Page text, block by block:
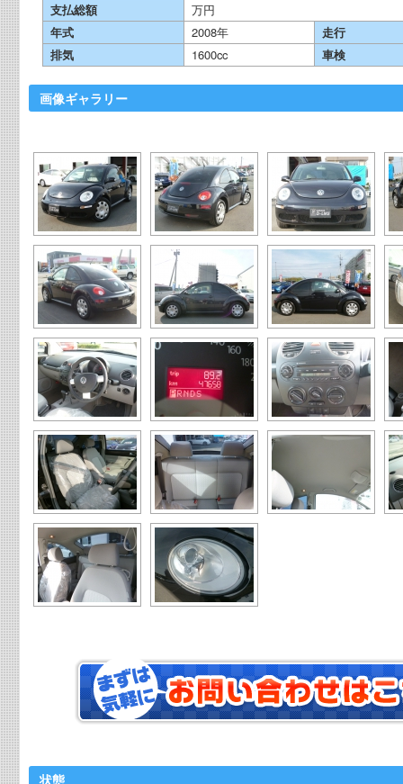
支払総額
万円
年式
2008年
走行
排気
1600cc 車検
画像ギャラリー
状態